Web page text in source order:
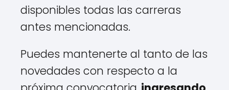
disponibles todas las carreras
antes mencionadas.
Puedes mantenerte al tanto de las
novedades con respecto a la